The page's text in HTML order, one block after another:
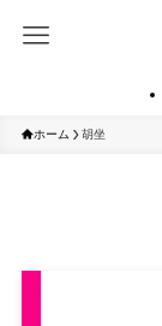
ホーム 胡坐